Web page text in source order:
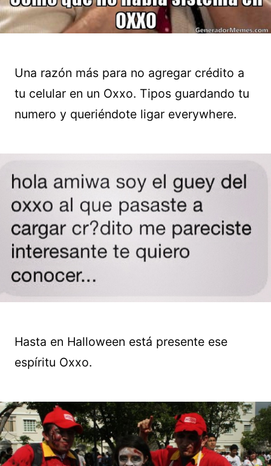
Una razón más para no agregar crédito a
tu celular en un Oxxo. Tipos guardando tu
numero y queriéndote ligar everywhere.
Hasta en Halloween está presente ese
espíritu Oxxo.